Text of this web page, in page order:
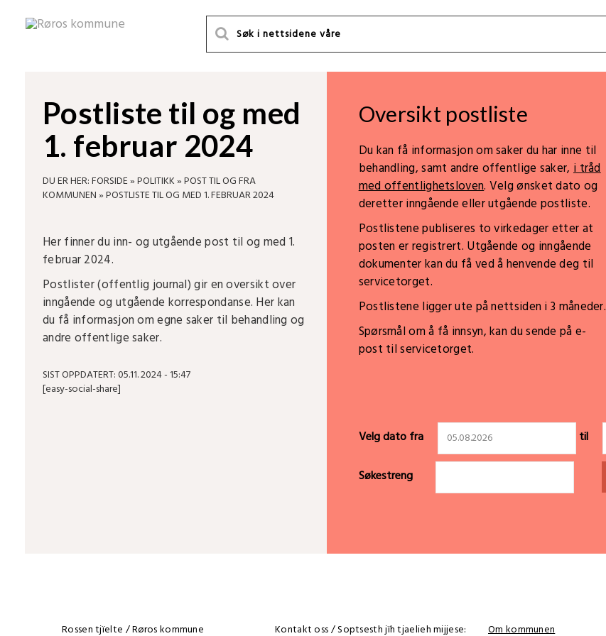
Postliste til og med
1. februar 2024
DU ER HER:FORSIDE»POLITIKK»POST TIL OG FRA
KOMMUNEN»POSTLISTE TIL OG MED 1. FEBRUAR 2024
Her finner du inn- og utgående post til og med 1.
februar 2024.
Postlister (offentlig journal) gir en oversikt over
inngående og utgående korrespondanse. Her kan
du få informasjon om egne saker til behandling og
andre offentlige saker.
SIST OPPDATERT: 05.11. 2024 - 15:47
[easy-social-share]
Oversikt postliste
Du kan få informasjon om saker du har inne til
behandling, samt andre offentlige saker, i tråd
med offentlighetsloven. Velg ønsket dato og
deretter inngående eller utgående postliste.
Postlistene publiseres to virkedager etter at
posten er registrert. Utgående og inngående
dokumenter kan du få ved å henvende deg til
servicetorget.
Postlistene ligger ute på nettsiden i 3 måneder.
Spørsmål om å få innsyn, kan du sende på e-
post til servicetorget.
Velg dato fra til
Søkestreng
Rossen tjïelte / Røros kommune Kontakt oss / Soptsesth jïh tjaelieh mijjese: Om kommunen